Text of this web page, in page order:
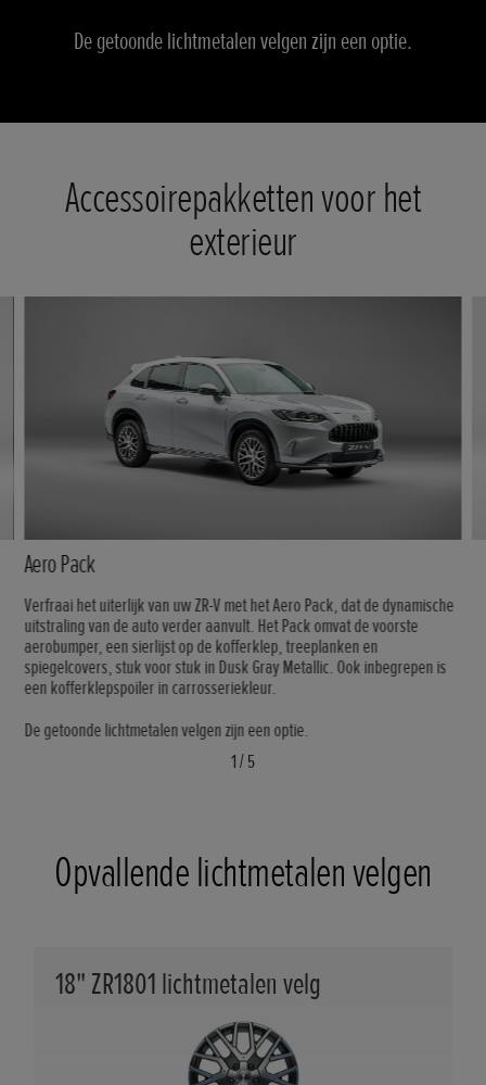
De getoonde lichtmetalen velgen zijn een optie.
Accessoirepakketten voor het
exterieur
Aero Pack
Verfraai het uiterlijk van uw ZR-V met het Aero Pack, dat de dynamische
uitstraling van de auto verder aanvult. Het Pack omvat de voorste
aerobumper, een sierlijst op de kofferklep, treeplanken en
spiegelcovers, stuk voor stuk in Dusk Gray Metallic. Ook inbegrepen is
een kofferklepspoiler in carrosseriekleur.
De getoonde lichtmetalen velgen zijn een optie.
1/5
Opvallende lichtmetalen velgen
18" ZR1801 lichtmetalen velg